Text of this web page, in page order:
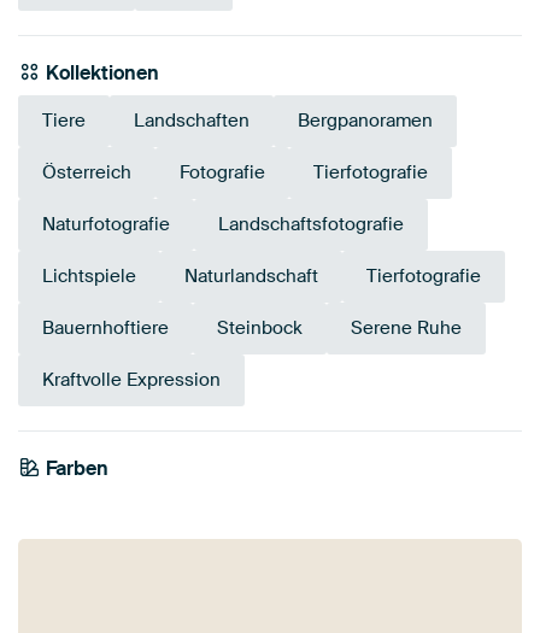
Kollektionen
Tiere Landschaften Bergpanoramen
Österreich Fotografie Tierfotografie
Naturfotografie Landschaftsfotografie
Lichtspiele Naturlandschaft Tierfotografie
Bauernhoftiere Steinbock Serene Ruhe
Kraftvolle Expression
Farben
Grau